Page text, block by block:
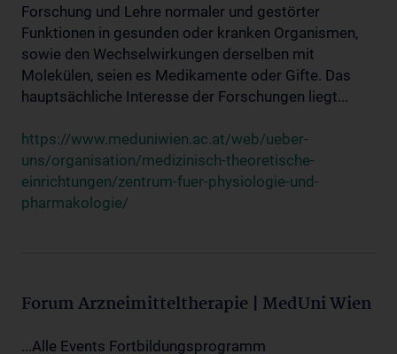
Forschung und Lehre normaler und gestörter
Funktionen in gesunden oder kranken Organismen,
sowie den Wechselwirkungen derselben mit
Molekülen, seien es Medikamente oder Gifte. Das
hauptsächliche Interesse der Forschungen liegt...
https://www.meduniwien.ac.at/web/ueber-
uns/organisation/medizinisch-theoretische-
einrichtungen/zentrum-fuer-physiologie-und-
pharmakologie/
Forum Arzneimitteltherapie | MedUni Wien
...Alle Events Fortbildungsprogramm